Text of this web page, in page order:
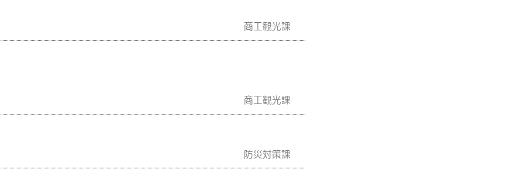
商工観光課
商工観光課
防災対策課